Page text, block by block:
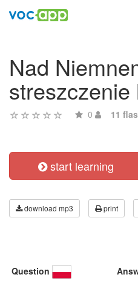
Nad
streszczenie
0 11
start learning
download mp3 print
Question